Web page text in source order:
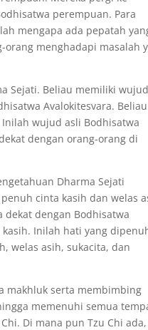
perempuan. Para
mengapa ada pepatah
orang menghadapi masalah
Sejati. Beliau memiliki wujud
Avalokitesvara. Beliau
wujud asli Bodhisatwa
dengan orang-orang di
Dharma Sejati
cinta kasih dan welas
dengan Bodhisatwa
Inilah hati yang
welas asih, sukacita, dan
makhluk serta membimbing
memenuhi semua
Di mana pun Tzu Chi ada,